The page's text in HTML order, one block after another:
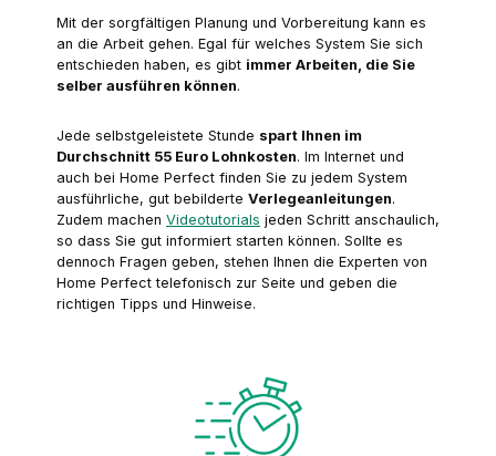
Mit der sorgfältigen Planung und Vorbereitung kann es
an die Arbeit gehen. Egal für welches System Sie sich
entschieden haben, es gibt immer Arbeiten, die Sie
selber ausführen können.
Jede selbstgeleistete Stunde spart Ihnen im
Durchschnitt 55 Euro Lohnkosten. Im Internet und
auch bei Home Perfect finden Sie zu jedem System
ausführliche, gut bebilderte Verlegeanleitungen.
Zudem machen Videotutorials jeden Schritt anschaulich,
so dass Sie gut informiert starten können. Sollte es
dennoch Fragen geben, stehen Ihnen die Experten von
Home Perfect telefonisch zur Seite und geben die
richtigen Tipps und Hinweise.